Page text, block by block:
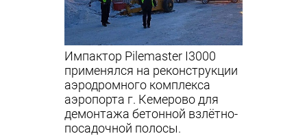
Импактор Pilemaster I3000
применялся на реконструкции
аэродромного комплекса
аэропорта г. Кемерово для
демонтажа бетонной взлётно-
посадочной полосы.